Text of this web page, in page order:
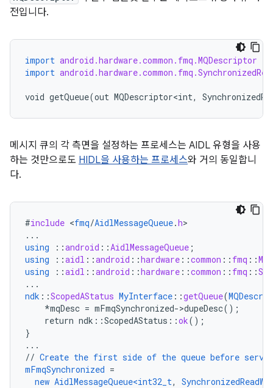
전입니다.
import android.hardware.common.fmq.MQDescriptor
import
void getQueue(out MQDescriptor<int,
메시지 큐의 각 측면을 설정하는 프로세스는 AIDL 유형을 사용
하는 것만으로도 HIDL을 사용하는 프로세스와 거의 동일합니
다.
#include <fmq/AidlMessageQueue.h
...
using
::android ::AidlMessageQueue ;
using
::aidl ::android ::hardware ::common :: fmq ::
using
::aidl ::android ::hardware ::common :: fmq ::
...
ndk ::ScopedAStatus MyInterface ::getQueue(
*mqDesc = mFmqSynchronized->dupeDesc() ;
return ndk : :ScopedAStatus ::ok();
}
...
// Create the first side of the queue before
mFmqSynchronized =
new AidlMessageQueue<int32_t,